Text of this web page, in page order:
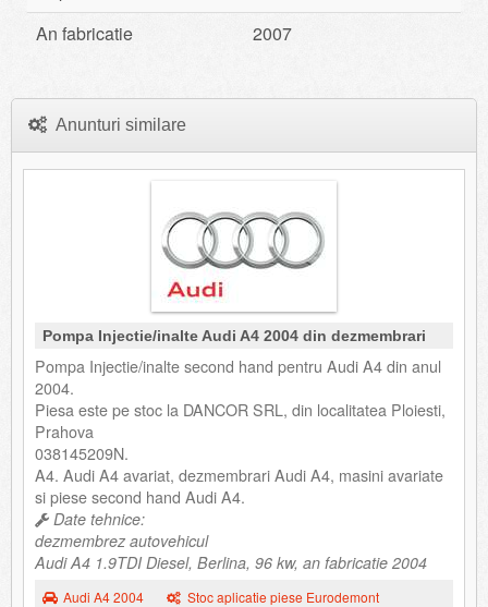
An fabricatie
2007
Anunturi similare
Pompa Injectie/inalte Audi A4 2004 din dezmembrari
Pompa Injectie/inalte second hand pentru Audi A4 din anul
2004.
Piesa este pe stoc la DANCOR SRL, din localitatea Ploiesti,
Prahova
038145209N.
A4. Audi A4 avariat, dezmembrari Audi A4, masini avariate
si piese second hand Audi A4.
Date tehnice:
dezmembrez autovehicul
Audi A4 1.9TDI Diesel, Berlina, 96 kw, an fabricatie 2004
Audi A4 2004 Stoc aplicatie piese Eurodemont